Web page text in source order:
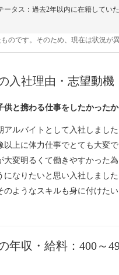
ータス：過去2年以内に在籍していた
のです。そのため、現在は状況が
入社理由・志望動機
供と携わる仕事をしたかった
ルバイトとして入社しまし
以上に体力仕事でとても大変
変明るくて働きやすかった
になりたいと思い入社しまし
のようなスキルも身に付けた
年収・給料：400～